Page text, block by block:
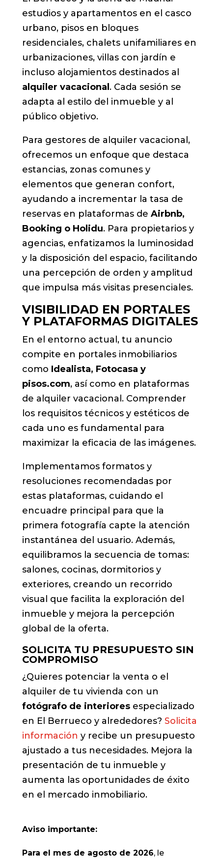
estudios y apartamentos en el casco
urbano, pisos en bloques
residenciales, chalets unifamiliares en
urbanizaciones, villas con jardín e
incluso alojamientos destinados al
alquiler vacacional . Cada sesión se
adapta al estilo del inmueble y al
público objetivo.
Para gestores de alquiler vacacional,
ofrecemos un enfoque que destaca
estancias, zonas comunes y
elementos que generan confort,
ayudando a incrementar la tasa de
reservas en plataformas de Airbnb,
Booking o Holidu. Para propietarios y
agencias, enfatizamos la luminosidad
y la disposición del espacio, facilitando
una percepción de orden y amplitud
que impulsa más visitas presenciales.
VISIBILIDAD EN PORTALES
Y PLATAFORMAS DIGITALES
En el entorno actual, tu anuncio
compite en portales inmobiliarios
como Idealista, Fotocasa y
pisos.com, así como en plataformas
de alquiler vacacional. Comprender
los requisitos técnicos y estéticos de
cada uno es fundamental para
maximizar la eficacia de las imágenes.
Implementamos formatos y
resoluciones recomendadas por
estas plataformas, cuidando el
encuadre principal para que la
primera fotografía capte la atención
instantánea del usuario. Además,
equilibramos la secuencia de tomas:
salones, cocinas, dormitorios y
exteriores, creando un recorrido
visual que facilita la exploración del
inmueble y mejora la percepción
global de la oferta.
SOLICITA TU PRESUPUESTO SIN
COMPROMISO
¿Quieres potenciar la venta o el
alquiler de tu vivienda con un
fotógrafo de interioresespecializado
en El Berrueco y alrededores? Solicita
información y recibe un presupuesto
ajustado a tus necesidades. Mejora la
presentación de tu inmueble y
aumenta las oportunidades de éxito
en el mercado inmobiliario.
Aviso importante:
Para el mes de agosto de 2026, le